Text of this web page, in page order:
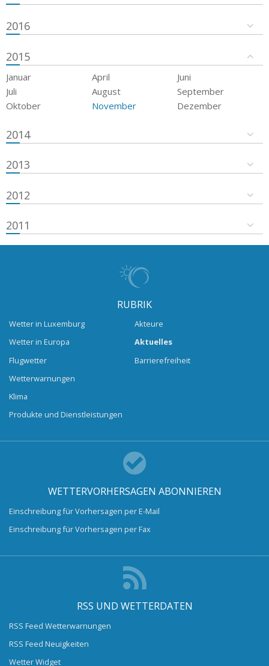
2016
2015
Januar April
Juni
Juli
August
September
Oktober
November Dezember
2014
2013
2012
2011
RUBRIK
Wetter in Luxemburg
Wetter in Europa
Flugwetter
Wetterwarnungen
Klima
Produkte und Dienstleistungen
Akteure
Aktuelles
Barrierefreiheit
WETTERVORHERSAGEN ABONNIEREN
Einschreibung für Vorhersagen per E-Mail
Einschreibung für Vorhersagen per Fax
RSS UND WETTERDATEN
RSS Feed Wetterwarnungen
RSS Feed Neuigkeiten
Wetter Widget